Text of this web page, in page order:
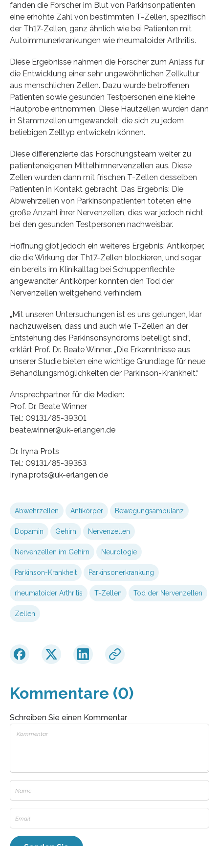
fanden die Forscher im Blut von Parkinsonpatienten
eine erhöhte Zahl von bestimmten T-Zellen, spezifisch
der Th17-Zellen, ganz ähnlich wie bei Patienten mit
Autoimmunerkrankungen wie rheumatoider Arthritis.
Diese Ergebnisse nahmen die Forscher zum Anlass für
die Entwicklung einer sehr ungewöhnlichen Zellkultur
aus menschlichen Zellen. Dazu wurde betroffenen
Patienten sowie gesunden Testpersonen eine kleine
Hautprobe entnommen. Diese Hautzellen wurden dann
in Stammzellen umgewandelt, die sich zu jedem
beliebigen Zelltyp entwickeln können.
Diese differenzierte das Forschungsteam weiter zu
patienteneigenen Mittelhirnnervenzellen aus. Diese
Zellen wurden dann mit frischen T-Zellen desselben
Patienten in Kontakt gebracht. Das Ergebnis: Die
Abwehrzellen von Parkinsonpatienten töteten eine
große Anzahl ihrer Nervenzellen, dies war jedoch nicht
bei den gesunden Testpersonen nachweisbar.
Hoffnung gibt jedoch ein weiteres Ergebnis: Antikörper,
die die Wirkung der Th17-Zellen blockieren, und sogar
ein bereits im Klinikalltag bei Schuppenflechte
angewandter Antikörper konnten den Tod der
Nervenzellen weitgehend verhindern.
„Mit unseren Untersuchungen ist es uns gelungen, klar
nachzuweisen, dass und auch wie T-Zellen an der
Entstehung des Parkinsonsyndroms beteiligt sind“,
erklärt Prof. Dr. Beate Winner. „Die Erkenntnisse aus
unserer Studie bieten eine wichtige Grundlage für neue
Behandlungsmöglichkeiten der Parkinson-Krankheit.“
Ansprechpartner für die Medien:
Prof. Dr. Beate Winner
Tel.: 09131/85-39301
beate.winner@uk-erlangen.de
Dr. Iryna Prots
Tel.: 09131/85-39353
Iryna.prots@uk-erlangen.de
Abwehrzellen Antikörper Bewegungsambulanz
Dopamin Gehirn Nervenzellen
Nervenzellen im Gehirn Neurologie
Parkinson-Krankheit Parkinsonerkrankung
rheumatoider Arthritis T-Zellen Tod der Nervenzellen
Zellen
Kommentare (0)
Schreiben Sie einen Kommentar